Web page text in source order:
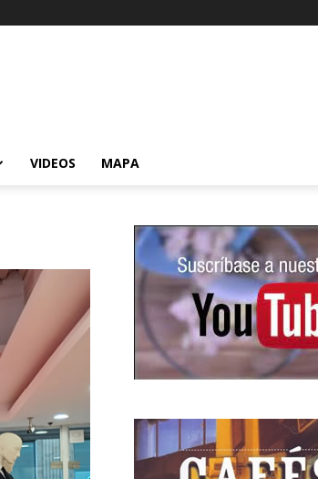
VIDEOS MAPA